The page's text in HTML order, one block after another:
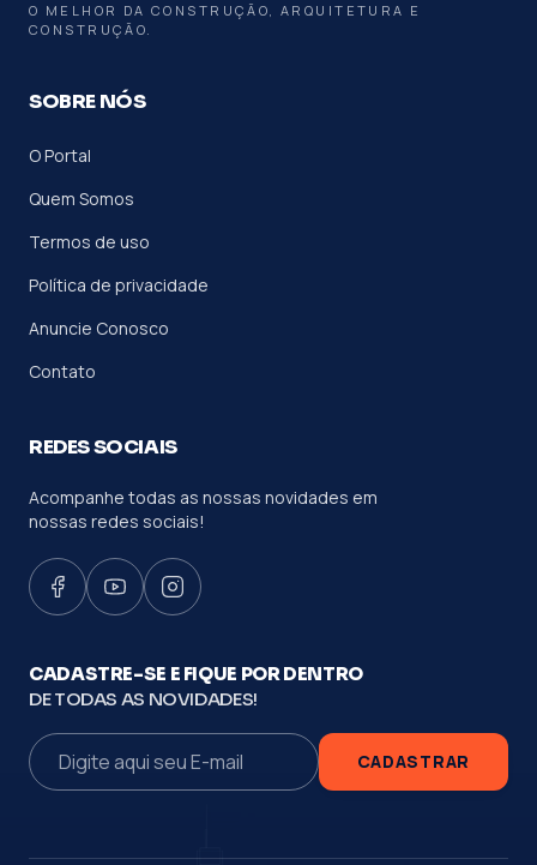
O MELHOR DA CONSTRUÇÃO, ARQUITETURA E
CONSTRUÇÃO.
SOBRE NÓS
O Portal
Quem Somos
Termos de uso
Política de privacidade
Anuncie Conosco
Contato
REDES SOCIAIS
Acompanhe todas as nossas novidades em
nossas redes sociais!
CADASTRE-SE E FIQUE POR DENTRO
DE TODAS AS NOVIDADES!
CADASTRAR